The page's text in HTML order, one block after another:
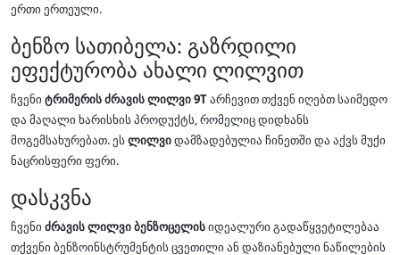
ერთი ერთეული.
ბენზო სათიბელა: გაზრდილი
ეფექტურობა ახალი ლილვით
ჩვენი ტრიმერის ძრავის ლილვი 9Tარჩევით თქვენ იღებთ საიმედო
და მაღალი ხარისხის პროდუქტს, რომელიც დიდხანს
მოგემსახურებათ. ეს ლილვიდამზადებულია ჩინეთში და აქვს მუქი
ნაცრისფერი ფერი.
დასკვნა
ჩვენი ძრავის ლილვი ბენზოცელისიდეალური გადაწყვეტილებაა
თქვენი ბენზოინსტრუმენტის ცვეთილი ან დაზიანებული ნაწილების